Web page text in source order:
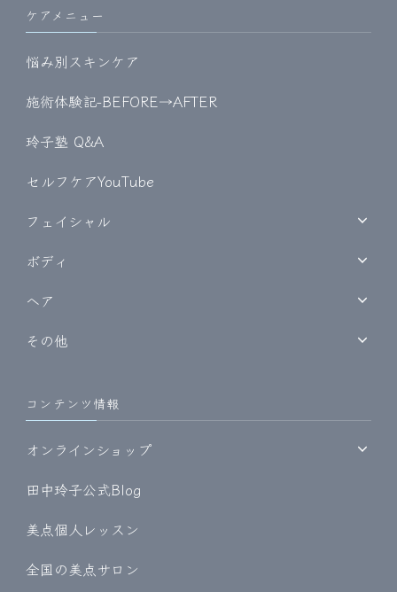
ケアメニュー
悩み別スキンケア
施術体験記-BEFORE→AFTER
玲子塾 Q&A
セルフケアYouTube
フェイシャル
ボディ
ヘア
その他
コンテンツ情報
オンラインショップ
田中玲子公式Blog
美点個人レッスン
全国の美点サロン